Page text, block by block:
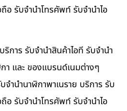
อ รับจำนำโทรศัพท์ รับจำนำไอ
การ รับจำนำสินค้าไอที รับจำนำ
า และ ของแบรนด์เนมต่างๆ
ำนำนาฬิกาพาเนราย บริการ รับ
อ รับจำนำโทรศัพท์ รับจำนำไอ